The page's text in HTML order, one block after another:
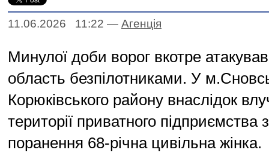
11.06.2026 11:22 — Агенцiя
Минулої доби ворог вкотре атакував
область безпілотниками. У
Корюківського району внаслідок
території приватного підприємства
поранення 68-річна цивільна жінка.